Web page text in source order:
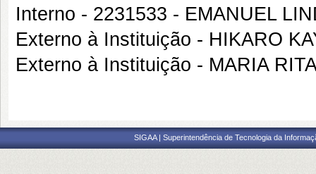
Interno - 2231533 - EMANUEL
Externo à Instituição - HIKARO
Externo à Instituição - MARIA
SIGAA | Superintendência de Tecnologia da